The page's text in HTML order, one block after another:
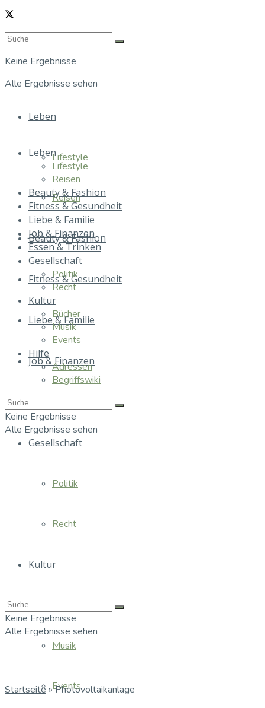
Keine Ergebnisse
Alle Ergebnisse sehen
Leben
Lifestyle
Reisen
Beauty & Fashion
Fitness & Gesundheit
Liebe & Familie
Job & Finanzen
Gesellschaft
Politik
Recht
Kultur
Musik
Events
Leben
Lifestyle
Reisen
Beauty & Fashion
Fitness & Gesundheit
Liebe & Familie
Job & Finanzen
Essen & Trinken
Gesellschaft
Politik
Recht
Kultur
Bücher
Musik
Events
Hilfe
Adressen
Begriffswiki
Keine Ergebnisse
Alle Ergebnisse sehen
Keine Ergebnisse
Alle Ergebnisse sehen
Startseite »Photovoltaikanlage